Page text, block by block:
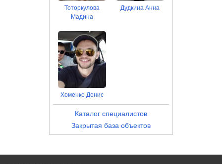
Тоторкулова
Мадина
Дудкина Анна
Хоменко Денис
Каталог специалистов
Закрытая база объектов